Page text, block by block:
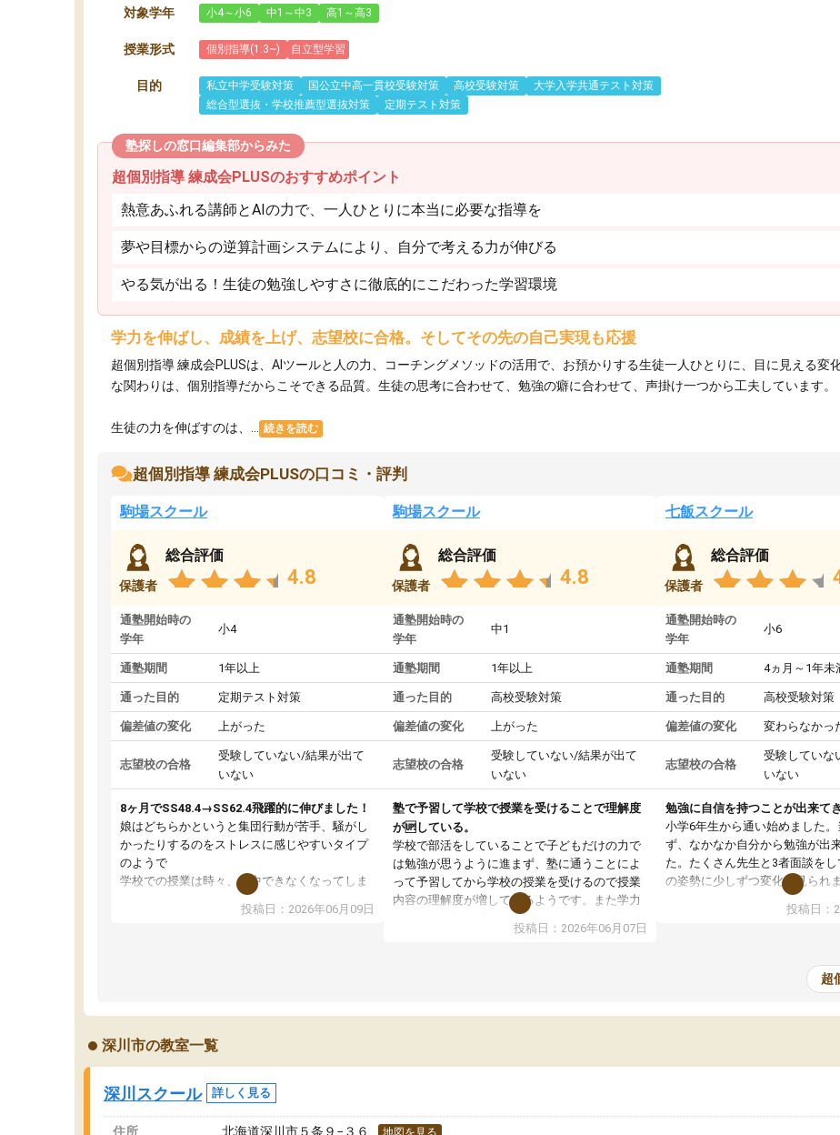
対象学年 小4～小6 中1～中3 高1～高3
授業形式 個別指導(1:3~) 自立型学習
目的 私立中学受験対策 国公立中高一貫校受験対策 高校受験対策
大学入学共通テスト対策
総合型選抜・学校推薦型選抜対策
定期テスト対策
塾探しの窓口編集部からみた
超個別指導 練成会PLUSのおすすめポイント
熱意あふれる講師とAIの力で、一人ひとりに本当に必要な指導を
夢や目標からの逆算計画システムにより、自分で考える力が伸びる
やる気が出る！生徒の勉強しやすさに徹底的にこだわった学習環境
学力を伸ばし、成績を上げ、志望校に合格。そしてその先の自己実現も応援
超個別指導 練成会PLUSは、AIツールと人の力、コーチングメソッドの活用で、お預かりする生徒一人ひとりに、目に見える
な関わりは、個別指導だからこそできる品質。生徒の思考に合わせて、勉強の癖に合わせて、声掛け一つから工夫しています。
生徒の力を伸ばすのは、... 続きを読む
超個別指導 練成会PLUSの口コミ・評判
駒場スクール
保護者
総合評価
4.8
通塾開始時の
学年
小4
通塾期間 1年以上
通った目的 定期テスト対策
偏差値の変化 上がった
志望校の合格
受験していない/結果が出て
いない
8ヶ月でSS48.4→SS62.4飛躍的に伸びました！
娘はどちらかというと集団行動が苦手、騒がし
かったりするのをストレスに感じやすいタイプ
のようで
学校での授業は時々、集中できなくなってしま
っていたこともあったようでした。
その点練成会は個別指導なので、静かな環境の
です。
投稿日：2026年06月09日
駒場スクール
保護者
総合評価
4.8
通塾開始時の
学年
中1
通塾期間 1年以上
通った目的 高校受験対策
偏差値の変化 上がった
志望校の合格
受験していない/結果が出て
いない
塾で予習して学校で授業を受けることで理解度
が🆙している。
学校で部活をしていることで子どもだけの力で
は勉強が思うように進まず、塾に通うことによ
って予習してから学校の授業を受けるので授業
内容の理解度が増しているようです。また学力
テストなど塾で受けることによって広い視野で
自分の学力は今どのくらいなのか、他の学校へ
ているので、勉強への意欲へと更につながって
投稿日：2026年06月07日
七飯スクール
保護者
総合評価
通塾開始時の
学年
小6
通塾期間 4ヵ月～1年未
通った目的 高校受験対策
偏差値の変化 変わらなかっ
志望校の合格
受験していな
いない
勉強に自信を持つことが出来て
小学6年生から通い始めました
ず、なかなか自分から勉強が出
た。たくさん先生と3者面談を
の姿勢に少しずつ変化が見られ
になり勉強しないといけないと
え自ら進んで受講を増やして頑
ま自ら進んで計画的に勉強を頑
投稿日：
超
深川市の教室一覧
深川スクール 詳しく見る
住所 北海道深川市５条９−３６ 地図を見る